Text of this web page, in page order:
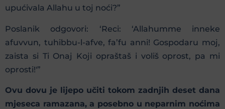
upućivala Allahu u toj noći?”
Poslanik odgovori: ‘Reci: ‘Allahumme inneke
afuvvun, tuhibbu-l-afve, fa’fu anni! Gospodaru moj,
zaista si Ti Onaj Koji opraštaš i voliš oprost, pa mi
oprosti!'”
Ovu dovu je lijepo učiti tokom zadnjih deset dana
mjeseca ramazana, a posebno u neparnim noćima